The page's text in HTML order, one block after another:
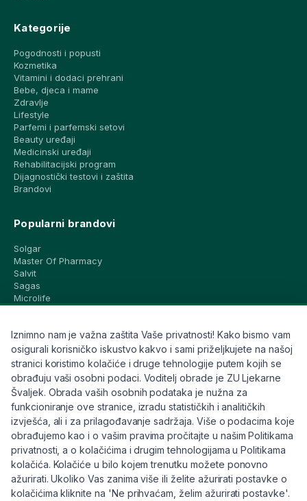
Kategorije
Pogodnosti i popusti
Kozmetika
Vitamini i dodaci prehrani
Bebe, djeca i mame
Zdravlje
Lifestyle
Parfemi i parfemski setovi
Beauty uređaji
Medicinski uređaji
Rehabilitacijski program
Dijagnostički testovi i zaštita
Brandovi
Popularni brandovi
Solgar
Master Of Pharmacy
Salvit
Sagas
Microlife
CeraVe
Eucerin
Avene
Bioderma
Svi brandovi
Info
Trebate pomoć ili imate pitanja?
+385 91 6191 901
info@eljekarna24.hr
Iznimno nam je važna zaštita Vaše privatnosti! Kako bismo vam
osigurali korisničko iskustvo kakvo i sami priželjkujete na našoj
stranici koristimo kolačiće i druge tehnologije putem kojih se
obrađuju vaši osobni podaci. Voditelj obrade je ZU Ljekarne
Švaljek. Obrada vaših osobnih podataka je nužna za
funkcioniranje ove stranice, izradu statističkih i analitičkih
izvješća, ali i za prilagođavanje sadržaja. Više o podacima koje
obrađujemo kao i o vašim pravima pročitajte u našim Politikama
privatnosti, a o kolačićima i drugim tehnologijama u Politikama
kolačića. Kolačiće u bilo kojem trenutku možete ponovno
ažurirati. Ukoliko Vas zanima više ili želite ažurirati postavke o
kolačićima kliknite na 'Ne prihvaćam, želim ažurirati postavke'.